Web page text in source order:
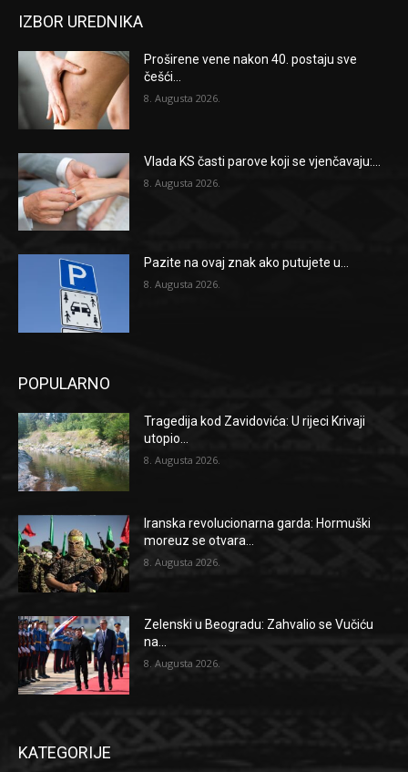
IZBOR UREDNIKA
Proširene vene nakon 40. postaju sve
češći...
8. Augusta 2026.
Vlada KS časti parove koji se vjenčavaju:...
8. Augusta 2026.
Pazite na ovaj znak ako putujete u...
8. Augusta 2026.
POPULARNO
Tragedija kod Zavidovića: U rijeci Krivaji
utopio...
8. Augusta 2026.
Iranska revolucionarna garda: Hormuški
moreuz se otvara...
8. Augusta 2026.
Zelenski u Beogradu: Zahvalio se Vučiću
na...
8. Augusta 2026.
KATEGORIJE